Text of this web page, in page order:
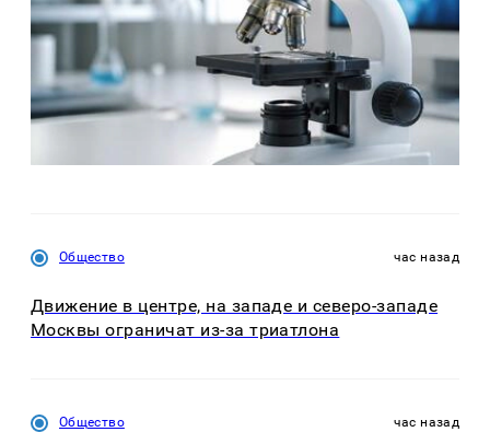
Общество час назад
Движение в центре, на западе и северо-западе
Москвы ограничат из-за триатлона
Общество час назад